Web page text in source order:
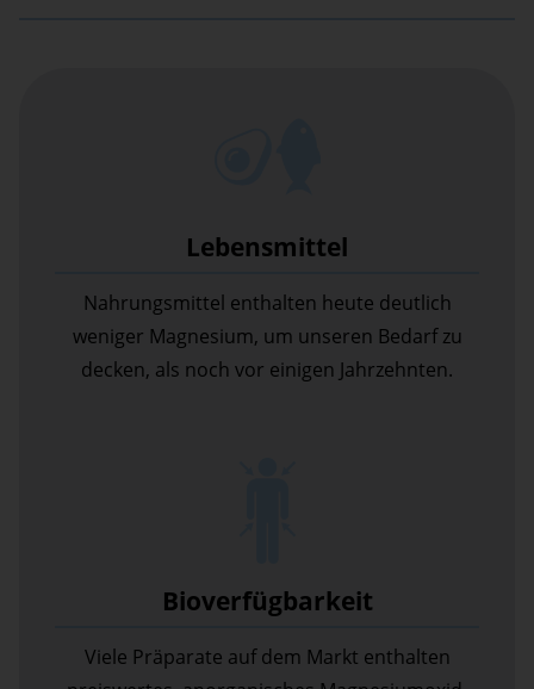
Lebensmittel
Nahrungsmittel enthalten heute deutlich
weniger Magnesium, um unseren Bedarf zu
decken, als noch vor einigen Jahrzehnten.
Bioverfügbarkeit
Viele Präparate auf dem Markt enthalten